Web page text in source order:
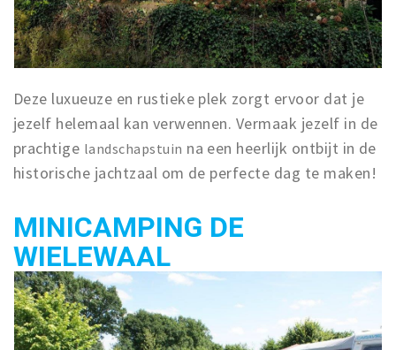
Deze luxueuze en rustieke plek zorgt ervoor dat je
jezelf helemaal kan verwennen. Vermaak jezelf in de
prachtige landschapstuin na een heerlijk ontbijt in de
historische jachtzaal om de perfecte dag te maken!
MINICAMPING DE
WIELEWAAL